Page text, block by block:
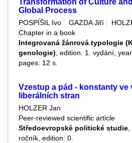
Global Process
POSPÍŠIL Ivo GAZDA Jiří
Chapter in a book
Integrovaná žánrová typologie
genologie) , edition: 1. vydání,
pages: 12 s.
Vzestup a pád - konstanty
liberálních stran
HOLZER Jan
Peer-reviewed scientific article
Středoevropské politické studie,
ročník, edition: 0.